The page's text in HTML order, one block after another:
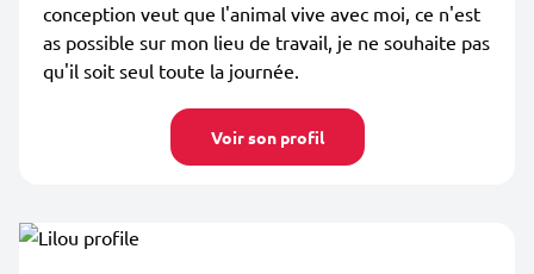
conception veut que l'animal vive avec moi, ce n'est
as possible sur mon lieu de travail, je ne souhaite pas
qu'il soit seul toute la journée.
Voir son profil